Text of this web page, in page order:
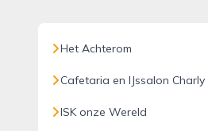
Het Achterom
Cafetaria en IJssalon Charly
ISK onze Wereld